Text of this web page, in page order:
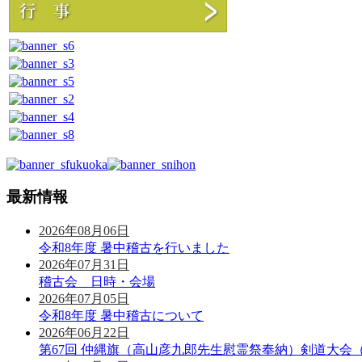
最新情報
2026年08月06日
令和8年度 暑中稽古を行いました
2026年07月31日
稽古会 日時・会場
2026年07月05日
令和8年度 暑中稽古について
2026年06月22日
第67回 仲縄旗（高山彦九郎先生慰霊祭奉納）剣道大会